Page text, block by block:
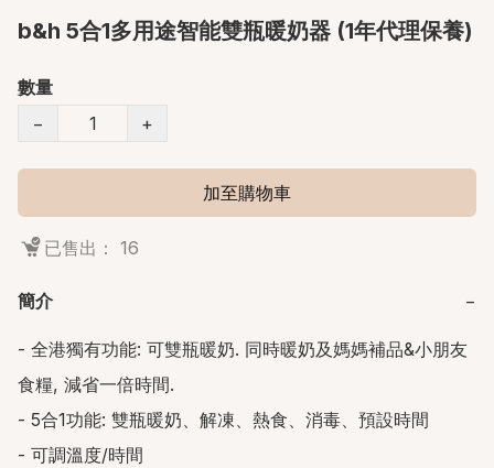
b&h 5合1多用途智能雙瓶暖奶器 (1年代理保養)
數量
−
+
加至購物車
已售出： 16
簡介 −
- 全港獨有功能: 可雙瓶暖奶. 同時暖奶及媽媽補品&小朋友
食糧, 減省一倍時間.
- 5合1功能: 雙瓶暖奶、解凍、熱食、消毒、預設時間
- 可調溫度/時間